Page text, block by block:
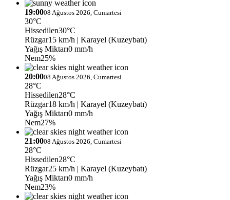
19:0008 Ağustos 2026, Cumartesi
30°C
Hissedilen30°C
Rüzgar15 km/h | Karayel (Kuzeybatı)
Yağış Miktarı0 mm/h
Nem25%
20:0008 Ağustos 2026, Cumartesi
28°C
Hissedilen28°C
Rüzgar18 km/h | Karayel (Kuzeybatı)
Yağış Miktarı0 mm/h
Nem27%
21:0008 Ağustos 2026, Cumartesi
28°C
Hissedilen28°C
Rüzgar25 km/h | Karayel (Kuzeybatı)
Yağış Miktarı0 mm/h
Nem23%